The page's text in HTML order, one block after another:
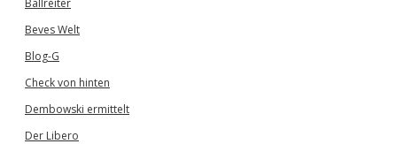
Ballreiter
Beves Welt
Blog-G
Check von hinten
Dembowski ermittelt
Der Libero